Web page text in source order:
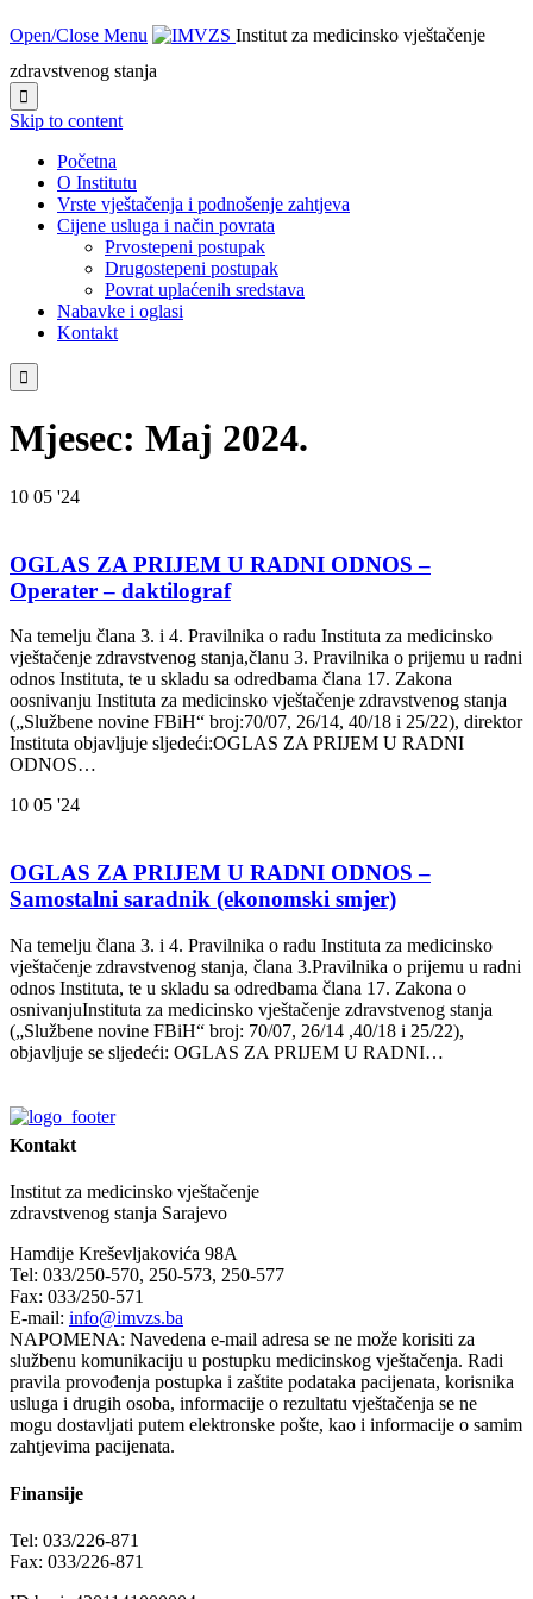
Open/Close Menu
Institut za medicinsko vještačenje
zdravstvenog stanja

Skip to content
Početna
O Institutu
Vrste vještačenja i podnošenje zahtjeva
Cijene usluga i način povrata
Prvostepeni postupak
Drugostepeni postupak
Povrat uplaćenih sredstava
Nabavke i oglasi
Kontakt

Mjesec: Maj 2024.
10 05 '24
OGLAS ZA PRIJEM U RADNI ODNOS –
Operater – daktilograf
Na temelju člana 3. i 4. Pravilnika o radu Instituta za medicinsko
vještačenje zdravstvenog stanja,članu 3. Pravilnika o prijemu u radni
odnos Instituta, te u skladu sa odredbama člana 17. Zakona
oosnivanju Instituta za medicinsko vještačenje zdravstvenog stanja
(„Službene novine FBiH“ broj:70/07, 26/14, 40/18 i 25/22), direktor
Instituta objavljuje sljedeći:OGLAS ZA PRIJEM U RADNI
ODNOS…
10 05 '24
OGLAS ZA PRIJEM U RADNI ODNOS –
Samostalni saradnik (ekonomski smjer)
Na temelju člana 3. i 4. Pravilnika o radu Instituta za medicinsko
vještačenje zdravstvenog stanja, člana 3.Pravilnika o prijemu u radni
odnos Instituta, te u skladu sa odredbama člana 17. Zakona o
osnivanjuInstituta za medicinsko vještačenje zdravstvenog stanja
(„Službene novine FBiH“ broj: 70/07, 26/14 ,40/18 i 25/22),
objavljuje se sljedeći: OGLAS ZA PRIJEM U RADNI…
Kontakt
Institut za medicinsko vještačenje
zdravstvenog stanja Sarajevo
Hamdije Kreševljakovića 98A
Tel: 033/250-570, 250-573, 250-577
Fax: 033/250-571
E-mail: info@imvzs.ba
NAPOMENA: Navedena e-mail adresa se ne može korisiti za
službenu komunikaciju u postupku medicinskog vještačenja. Radi
pravila provođenja postupka i zaštite podataka pacijenata, korisnika
usluga i drugih osoba, informacije o rezultatu vještačenja se ne
mogu dostavljati putem elektronske pošte, kao i informacije o samim
zahtjevima pacijenata.
Finansije
Tel: 033/226-871
Fax: 033/226-871